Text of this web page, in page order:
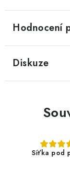
Hodnocení
Diskuze
Síťka pod